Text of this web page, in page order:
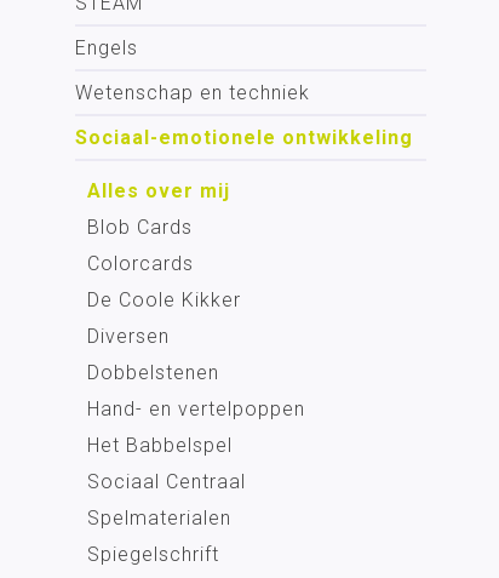
Engels
Wetenschap en techniek
Sociaal-emotionele ontwikkeling
Alles over mij
Blob Cards
Colorcards
De Coole Kikker
Diversen
Dobbelstenen
Hand- en vertelpoppen
Het Babbelspel
Sociaal Centraal
Spelmaterialen
Spiegelschrift